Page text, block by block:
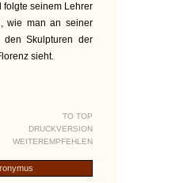
seinem Lehrer
wie man an seiner
Skulpturen der
sieht.
TO TOP
DRUCKVERSION
WEITEREMPFEHLEN